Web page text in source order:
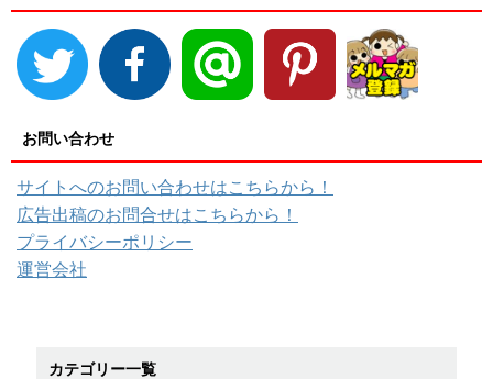
お問い合わせ
サイトへのお問い合わせはこちらから！
広告出稿のお問合せはこちらから！
プライバシーポリシー
運営会社
カテゴリー一覧